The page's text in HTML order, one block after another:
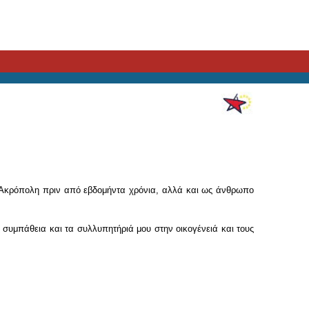
πριν από εβδομήντα χρόνια, αλλά και ως άνθρωπο
και τα συλλυπητήριά μου στην οικογένειά και τους